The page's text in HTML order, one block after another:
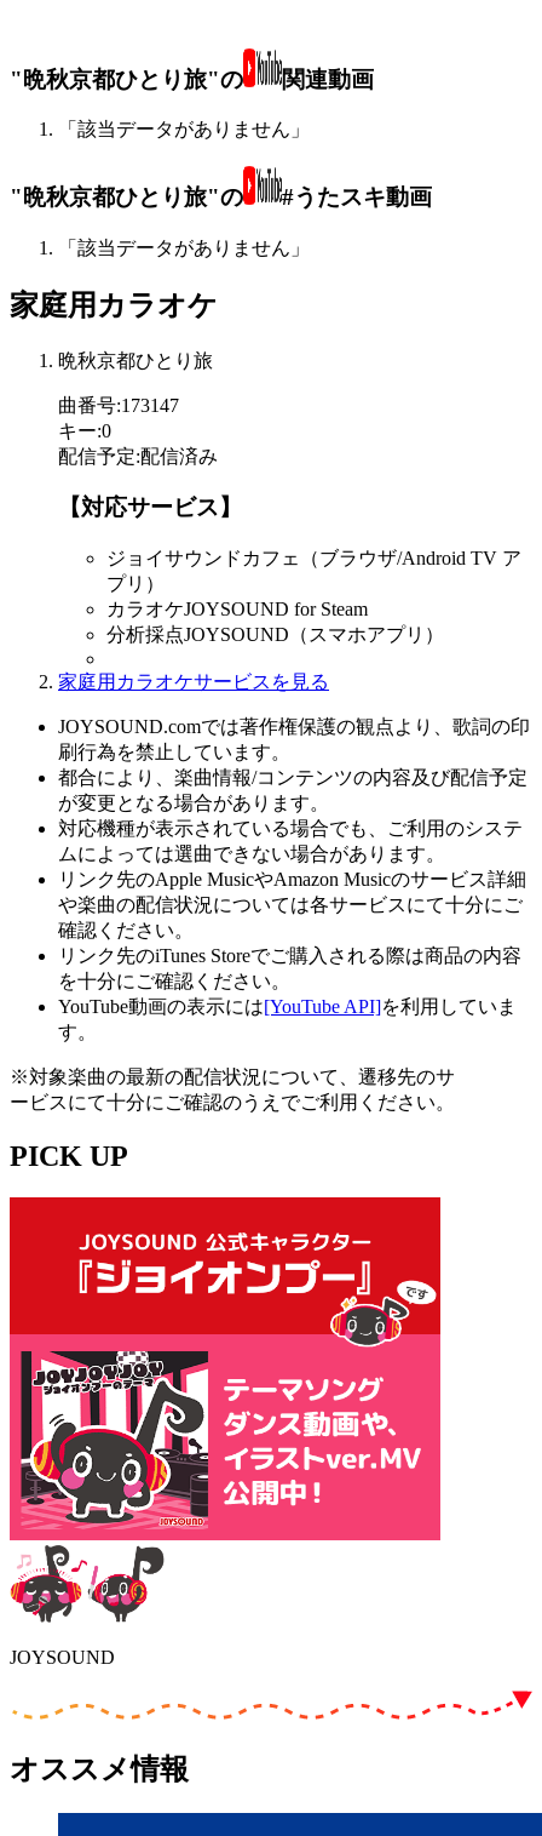
"晩秋京都ひとり旅"の 関連動画
「該当データがありません」
"晩秋京都ひとり旅"の #うたスキ動画
「該当データがありません」
家庭用カラオケ
晩秋京都ひとり旅
曲番号:173147
キー:0
配信予定:配信済み
【対応サービス】
ジョイサウンドカフェ（ブラウザ/Android TV ア
プリ）
カラオケJOYSOUND for Steam
分析採点JOYSOUND（スマホアプリ）
家庭用カラオケサービスを見る
JOYSOUND.comでは著作権保護の観点より、歌詞の印
刷行為を禁止しています。
都合により、楽曲情報/コンテンツの内容及び配信予定
が変更となる場合があります。
対応機種が表示されている場合でも、ご利用のシステ
ムによっては選曲できない場合があります。
リンク先のApple MusicやAmazon Musicのサービス詳細
や楽曲の配信状況については各サービスにて十分にご
確認ください。
リンク先のiTunes Storeでご購入される際は商品の内容
を十分にご確認ください。
YouTube動画の表示には[YouTube API]を利用していま
す。
※対象楽曲の最新の配信状況について、遷移先のサ
ービスにて十分にご確認のうえでご利用ください。
PICK UP
JOYSOUND
オススメ情報